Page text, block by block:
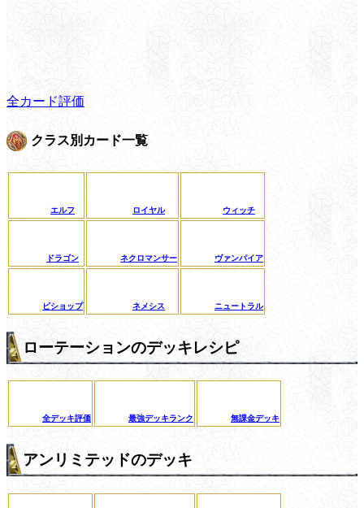
全カード評価
クラス別カード一覧
エルフ ロイヤル ウィッチ
ドラゴン ネクロマンサー ヴァンパイア
ビショップ ネメシス ニュートラル
ローテーションのデッキレシピ
全デッキ評価 最強デッキランク 無課金デッキ
アンリミテッドのデッキ